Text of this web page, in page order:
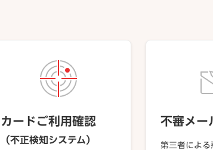
カードご利用確認
（不正検知システム）
不審メー
第三者による